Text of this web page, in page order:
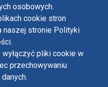
osobowych.
cookie stron
naszej stronie Polityki
pliki cookie w
przechowywaniu
w klasztorze OO.